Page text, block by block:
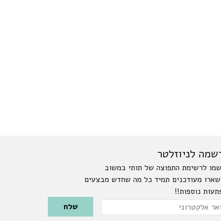
לניוזלטר
לרשימת התפוצה של תותי במשוב
מעודכנים תמיד כל מה שחדש מבצעים
נוספות!!
Please leave this field